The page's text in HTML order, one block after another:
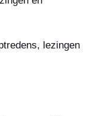
lezingen